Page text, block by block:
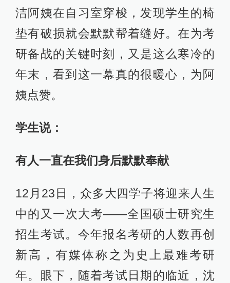
洁阿姨在自习室穿梭，发现学生的椅
垫有破损就会默默帮着缝好。在为考
研备战的关键时刻，又是这么寒冷的
年末，看到这一幕真的很暖心，为阿
姨点赞。
学生说：
有人一直在我们身后默默奉献
12月23日，众多大四学子将迎来人生
中的又一次大考——全国硕士研究生
招生考试。今年报名考研的人数再创
新高，有媒体称之为史上最难考研
年。眼下，随着考试日期的临近，沈